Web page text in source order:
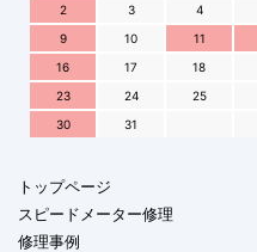
2
3 4
9
10 11
16
17 18
23
24 25
30
31
トップページ
スピードメーター修理
修理事例